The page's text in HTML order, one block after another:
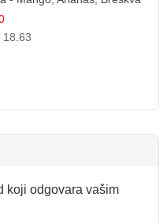
Voćna Mješavina
18.63
koji odgovara vašim